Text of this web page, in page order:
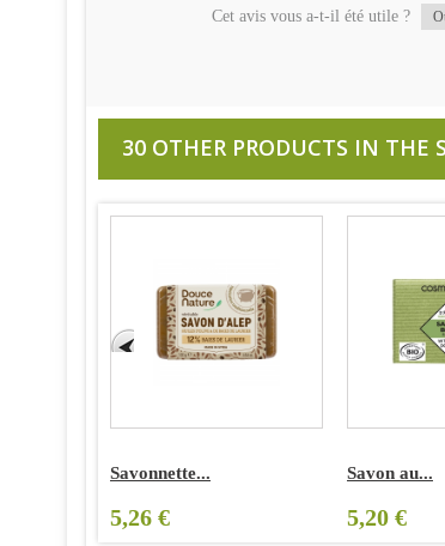
Cet avis vous a-t-il été utile ?
30 OTHER PRODUCTS IN THE
Savonnette...
5,26 €
Savon au...
5,20 €